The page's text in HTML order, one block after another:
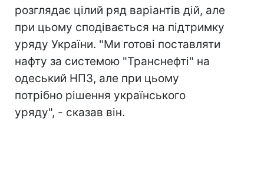
розглядає цілий ряд варіантів дій, але
при цьому сподівається на підтримку
уряду України. "Ми готові поставляти
нафту за системою "Транснефті" на
одеський НПЗ, але при цьому
потрібно рішення українського
уряду", - сказав він.